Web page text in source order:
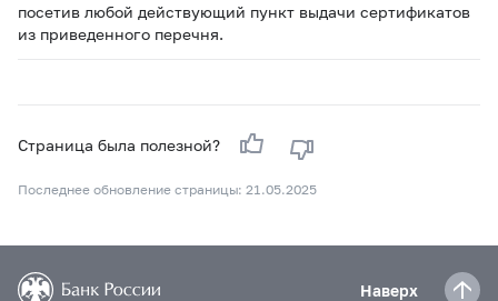
посетив любой действующий пункт выдачи сертификатов
из приведенного перечня.
Страница была полезной?
Последнее обновление страницы: 21.05.2025
Наверх